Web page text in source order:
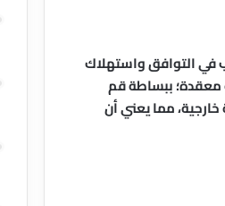
في التوافق واستهلاك
معقدة؛ ببساطة قم
مما يعني أن